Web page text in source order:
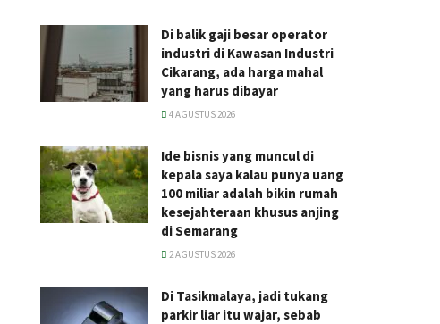
Di balik gaji besar operator
industri di Kawasan Industri
Cikarang, ada harga mahal
yang harus dibayar
4 AGUSTUS 2026
Ide bisnis yang muncul di
kepala saya kalau punya uang
100 miliar adalah bikin rumah
kesejahteraan khusus anjing
di Semarang
2 AGUSTUS 2026
Di Tasikmalaya, jadi tukang
parkir liar itu wajar, sebab